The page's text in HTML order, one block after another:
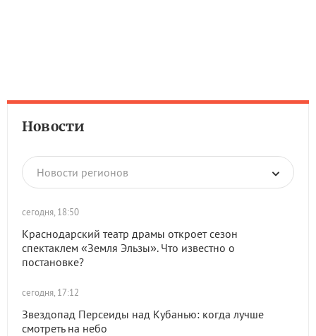
Новости
Новости регионов
сегодня, 18:50
Краснодарский театр драмы откроет сезон
спектаклем «Земля Эльзы». Что известно о
постановке?
сегодня, 17:12
Звездопад Персеиды над Кубанью: когда лучше
смотреть на небо